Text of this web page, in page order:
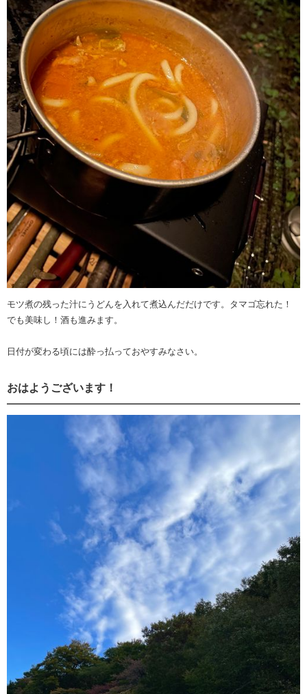
モツ煮の残った汁にうどんを入れて煮込んだだけです。タマゴ忘れた！
でも美味し！酒も進みます。
日付が変わる頃には酔っ払っておやすみなさい。
おはようございます！